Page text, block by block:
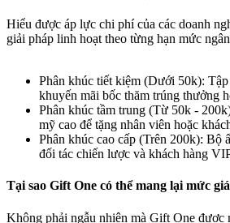
Hiểu được áp lực chi phí của các doanh
giải pháp linh hoạt theo từng hạn mức
Phân khúc tiết kiệm (Dưới 50k):
khuyến mãi bốc thăm trúng thưởng
Phân khúc tầm trung (Từ 50k -
mỹ cao để tặng nhân viên hoặc
Phân khúc cao cấp (Trên 200k): Bộ
đối tác chiến lược và khách hàng
Tại sao Gift One có thể mang lại mức
Không phải ngẫu nhiên mà Gift One được